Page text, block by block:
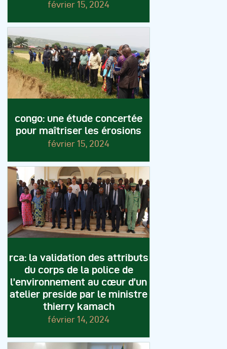
février 15, 2024
congo: une étude concertée
pour maîtriser les érosions
février 15, 2024
rca: la validation des attributs
du corps de la police de
l’environnement au cœur d’un
atelier preside par le ministre
thierry kamach
février 14, 2024